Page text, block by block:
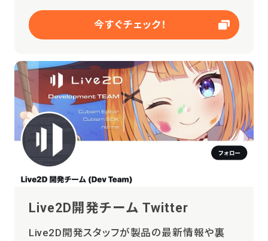
今すぐチェック！
Live2D開発チーム Twitter
Live2D開発スタッフが製品の最新情報や裏